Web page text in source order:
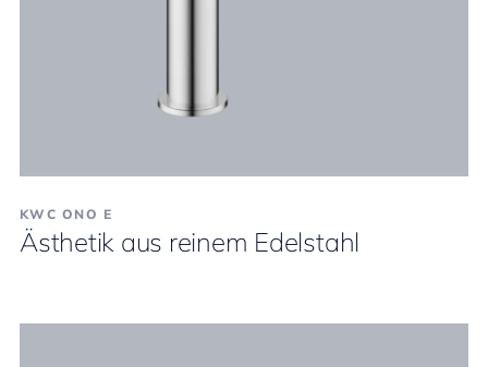
KWC ONO E
Ästhetik aus reinem Edelstahl